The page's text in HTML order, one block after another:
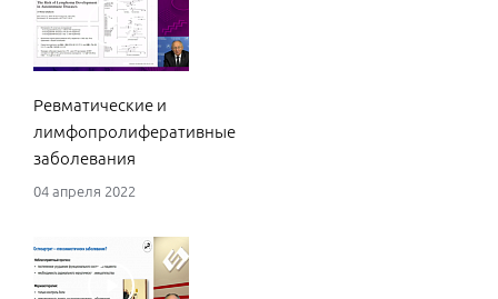
Ревматические и
лимфопролиферативные
заболевания
04 апреля 2022